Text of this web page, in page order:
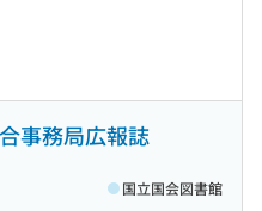
事務局広報誌
国立国会図書館